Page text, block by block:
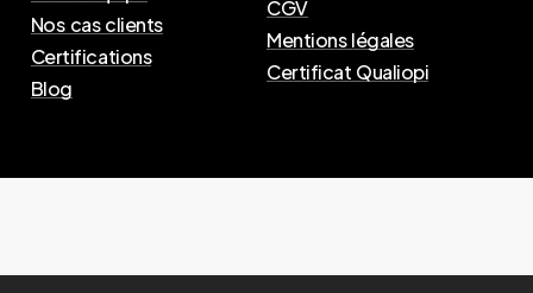
Nos cas clients
Certifications
Blog
CGV
Mentions légales
Certificat Qualiopi